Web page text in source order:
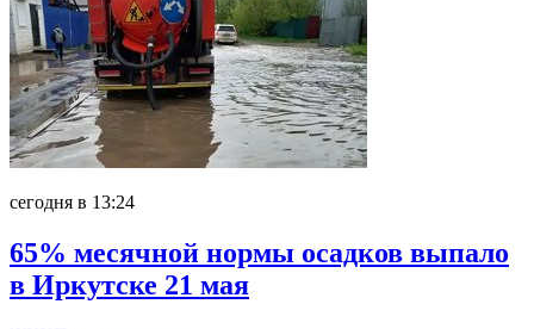
сегодня в 13:24
65% месячной нормы осадков выпало
в Иркутске 21 мая